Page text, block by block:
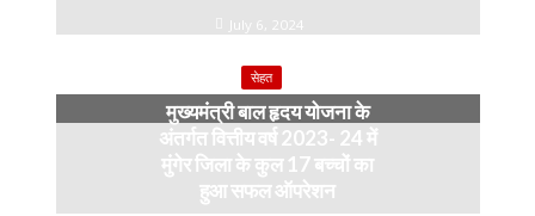
July 6, 2024
सेहत
मुख्यमंत्री बाल हृदय योजना के
अंतर्गत वित्तीय वर्ष 2023- 24 में
मुंगेर जिला के कुल 17 बच्चों का
हुआ सफल ऑपरेशन